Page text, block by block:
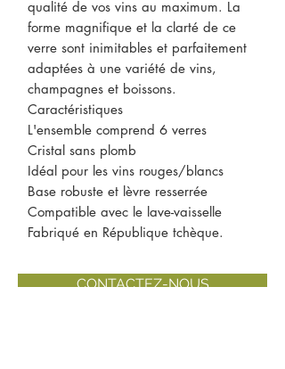
qualité de vos vins au maximum. La
forme magnifique et la clarté de ce
verre sont inimitables et parfaitement
adaptées à une variété de vins,
champagnes et boissons.
Caractéristiques
L'ensemble comprend 6 verres
Cristal sans plomb
Idéal pour les vins rouges/blancs
Base robuste et lèvre resserrée
Compatible avec le lave-vaisselle
Fabriqué en République tchèque.
CONTACTEZ-NOUS